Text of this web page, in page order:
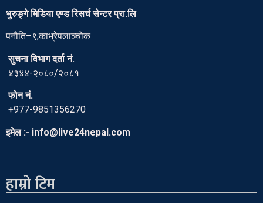
भुरुङ्गे मिडिया एण्ड रिसर्च सेन्टर प्रा.लि
पनौति–९,काभ्रेपलाञ्चोक
सुचना विभाग दर्ता नं.
४३४४-२०८०/२०८१
फोन नं.
+977-9851356270
इमेल :- info@live24nepal.com
हाम्रो टिम